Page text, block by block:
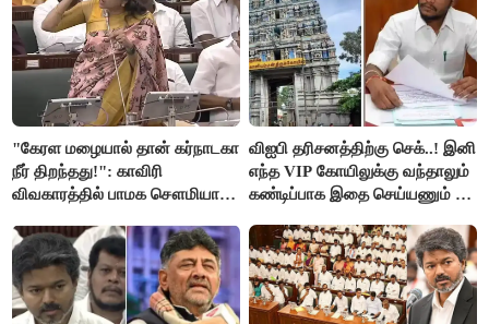
"கேரள மழையால் தான் கர்நாடகா
நீர் திறந்தது!": காவிரி
விவகாரத்தில் பாமக சௌமியா
விஐபி தரிசனத்திற்கு செக்..! இனி
எந்த VIP கோயிலுக்கு வந்தாலும்
கண்டிப்பாக இதை செய்யணும் -